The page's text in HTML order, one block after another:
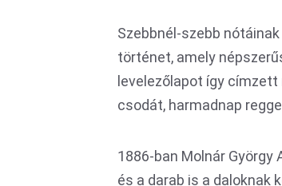
Szebbnél-szebb
történet, amely
levelezőlapot így címzett
csodát, harmadnap
1886-ban Molnár György
és a darab is a